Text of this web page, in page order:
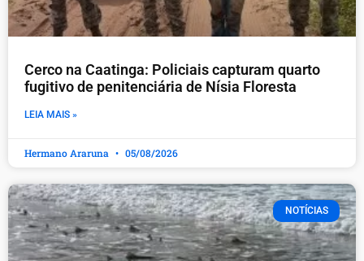
Cerco na Caatinga: Policiais capturam quarto
fugitivo de penitenciária de Nísia Floresta
LEIA MAIS »
Hermano Araruna 05/08/2026
NOTÍCIAS